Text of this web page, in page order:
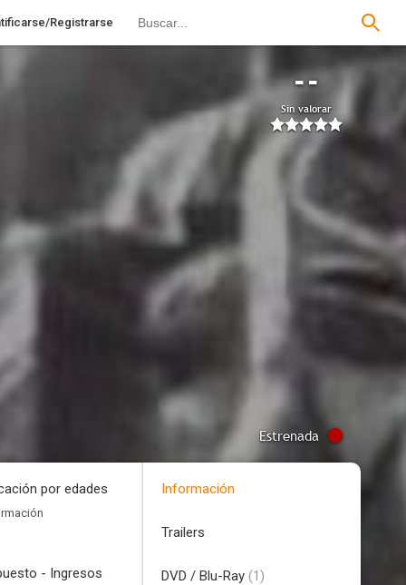
Registrarse
--
Sin valorar
Estrenada
por edades
- Ingresos
Información
Trailers
DVD / Blu-Ray (1)